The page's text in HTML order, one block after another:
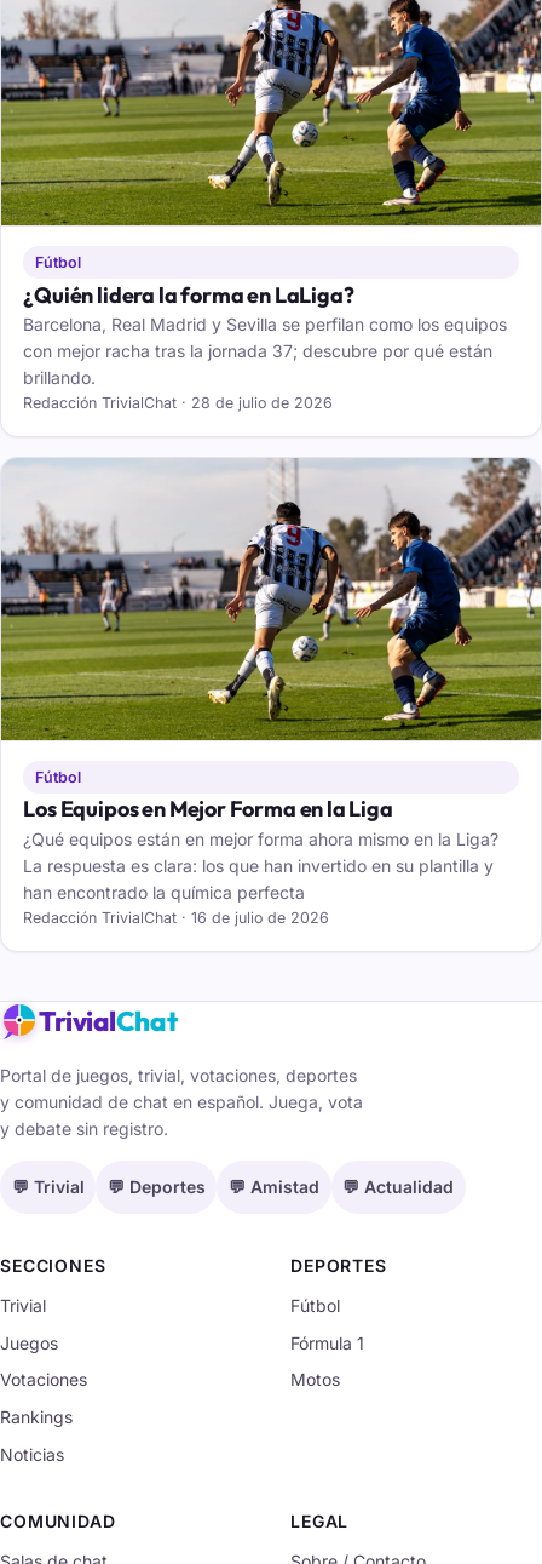
Fútbol
¿Quién lidera la forma en LaLiga?
Barcelona, Real Madrid y Sevilla se perfilan como los equipos
con mejor racha tras la jornada 37; descubre por qué están
brillando.
Redacción TrivialChat · 28 de julio de 2026
Fútbol
Los Equipos en Mejor Forma en la Liga
¿Qué equipos están en mejor forma ahora mismo en la Liga?
La respuesta es clara: los que han invertido en su plantilla y
han encontrado la química perfecta
Redacción TrivialChat · 16 de julio de 2026
TrivialChat
Portal de juegos, trivial, votaciones, deportes
y comunidad de chat en español. Juega, vota
y debate sin registro.
💬 Trivial 💬 Deportes 💬 Amistad 💬 Actualidad
SECCIONES
Trivial
Juegos
Votaciones
Rankings
Noticias
DEPORTES
Fútbol
Fórmula 1
Motos
COMUNIDAD
LEGAL